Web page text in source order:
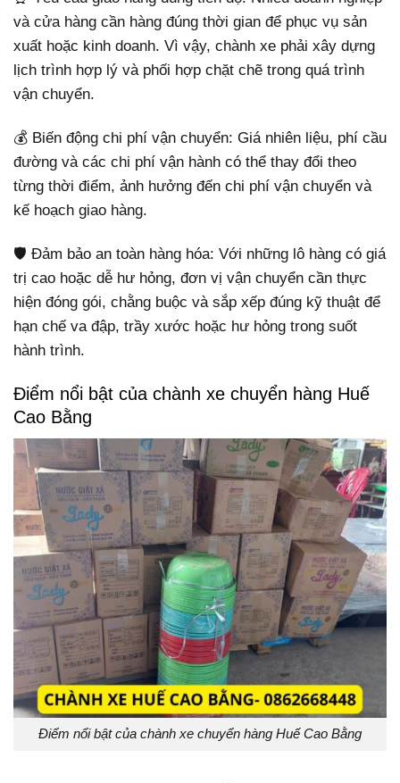
và cửa hàng cần hàng đúng thời gian để phục vụ sản
xuất hoặc kinh doanh. Vì vậy, chành xe phải xây dựng
lịch trình hợp lý và phối hợp chặt chẽ trong quá trình
vận chuyển.
💰 Biến động chi phí vận chuyển: Giá nhiên liệu, phí cầu
đường và các chi phí vận hành có thể thay đổi theo
từng thời điểm, ảnh hưởng đến chi phí vận chuyển và
kế hoạch giao hàng.
🛡️ Đảm bảo an toàn hàng hóa: Với những lô hàng có giá
trị cao hoặc dễ hư hỏng, đơn vị vận chuyển cần thực
hiện đóng gói, chằng buộc và sắp xếp đúng kỹ thuật để
hạn chế va đập, trầy xước hoặc hư hỏng trong suốt
hành trình.
Điểm nổi bật của chành xe chuyển hàng Huế
Cao Bằng
Điểm nổi bật của chành xe chuyển hàng Huế Cao Bằng